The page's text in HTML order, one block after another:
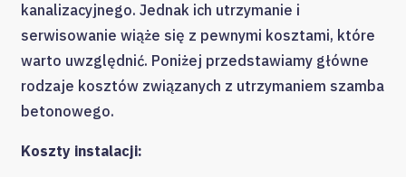
kanalizacyjnego. Jednak ich utrzymanie i
serwisowanie wiąże się z pewnymi kosztami, które
warto uwzględnić. Poniżej przedstawiamy główne
rodzaje kosztów związanych z utrzymaniem szamba
betonowego.
Koszty instalacji: